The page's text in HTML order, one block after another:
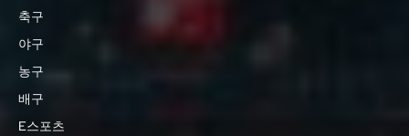
축구
야구
농구
배구
E스포츠